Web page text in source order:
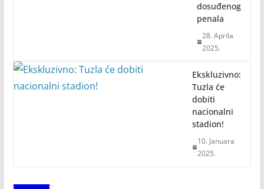
dosuđenog
penala
28. Aprila
2025.
Ekskluzivno:
Tuzla će
dobiti
nacionalni
stadion!
10. Januara
2025.